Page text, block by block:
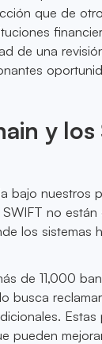
que de
de una
y los
bajo nuestros
no
los sistemas
de 11,000
busca
pueden